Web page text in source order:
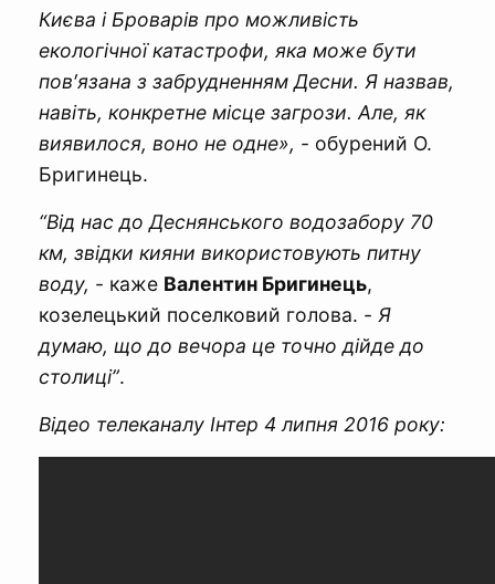
Києва і Броварів про можливість
екологічної катастрофи, яка може бути
пов′язана з забрудненням Десни. Я назвав,
навіть, конкретне місце загрози. Але, як
виявилося, воно не одне», - обурений О.
Бригинець.
“Від нас до Деснянського водозабору 70
км, звідки кияни використовують питну
воду, - каже Валентин Бригинець,
козелецький поселковий голова. - Я
думаю, що до вечора це точно дійде до
столиці”.
Відео телеканалу Інтер 4 липня 2016 року: